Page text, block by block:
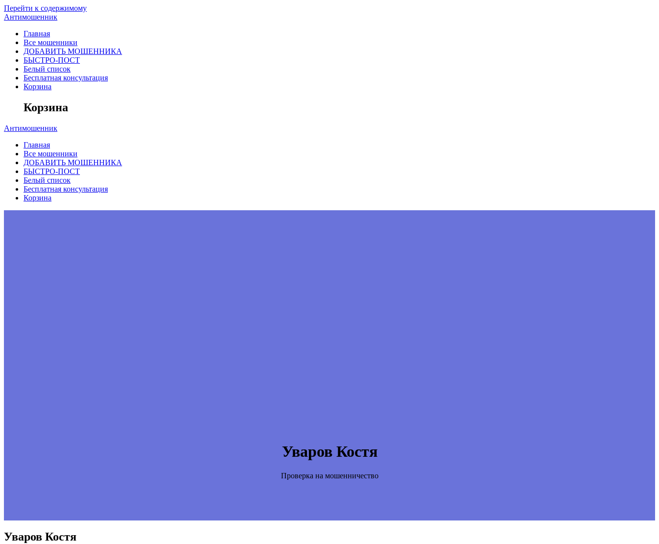
Перейти к содержимому
Антимошенник
Главная
Все мошенники
ДОБАВИТЬ МОШЕННИКА
БЫСТРО-ПОСТ
Белый список
Бесплатная консультация
Корзина
Корзина
Антимошенник
Главная
Все мошенники
ДОБАВИТЬ МОШЕННИКА
БЫСТРО-ПОСТ
Белый список
Бесплатная консультация
Корзина
Уваров Костя
Проверка на мошенничество
Уваров Костя